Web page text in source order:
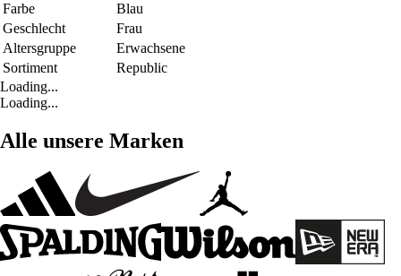
Farbe
Blau
Geschlecht
Frau
Altersgruppe
Erwachsene
Sortiment
Republic
Loading...
Loading...
Alle unsere Marken